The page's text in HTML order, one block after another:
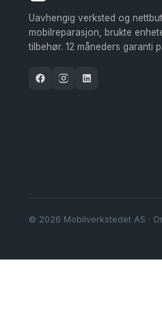
velges
på
Uavhengig verksted og
mobilreparasjon, brukte
tilbehør. 12 måneders garanti
© 2026 Mobilverkstedet AS ·